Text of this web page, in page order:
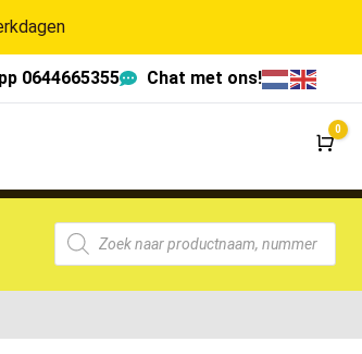
0644665355 Chat met ons!
0